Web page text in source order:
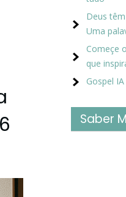
Deus
Uma
Começe
que
Gospel IA
Saber